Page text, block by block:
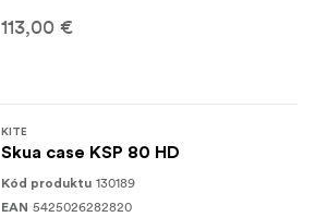
113,00 €
KITE
Skua case KSP 80 HD
Kód produktu 130189
EAN 5425026282820